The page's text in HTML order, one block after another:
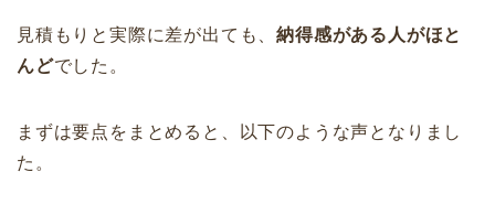
見積もりと実際に差が出ても、納得感がある人がほと
んどでした。
まずは要点をまとめると、以下のような声となりまし
た。